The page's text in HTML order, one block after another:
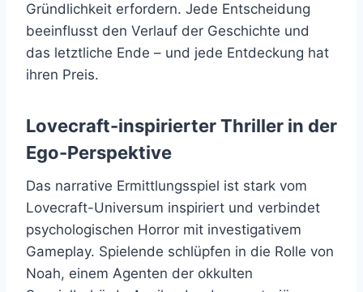
Gründlichkeit erfordern. Jede Entscheidung
beeinflusst den Verlauf der Geschichte und
das letztliche Ende – und jede Entdeckung hat
ihren Preis.
Lovecraft-inspirierter Thriller in der
Ego-Perspektive
Das narrative Ermittlungsspiel ist stark vom
Lovecraft-Universum inspiriert und verbindet
psychologischen Horror mit investigativem
Gameplay. Spielende schlüpfen in die Rolle von
Noah, einem Agenten der okkulten